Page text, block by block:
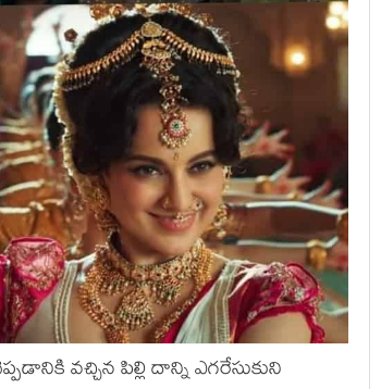
వచ్చిన పిల్లి దాన్ని ఎగరేసుకుని